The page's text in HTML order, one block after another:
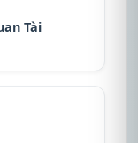
Tài